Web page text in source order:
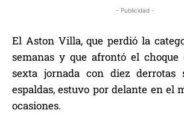
- Publicidad -
El Aston Villa, que perdió la
semanas y que afrontó el
sexta jornada con diez derrotas
espaldas, estuvo por delante en el
ocasiones.